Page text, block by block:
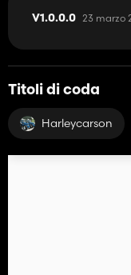
V1.0.0.0 23 marzo
Titoli di coda
Harleycarson